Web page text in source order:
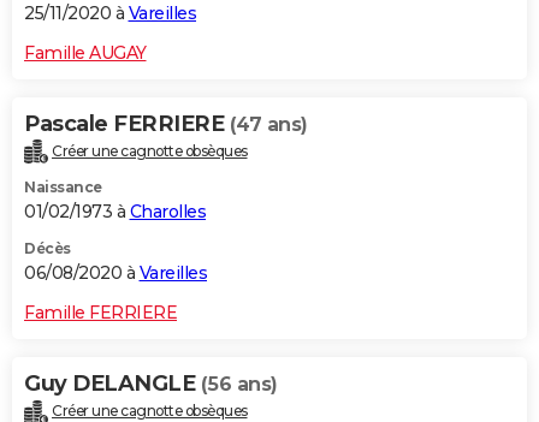
25/11/2020 à Vareilles
Famille AUGAY
Pascale FERRIERE (47 ans)
Créer une cagnotte obsèques
Naissance
01/02/1973 à Charolles
Décès
06/08/2020 à Vareilles
Famille FERRIERE
Guy DELANGLE (56 ans)
Créer une cagnotte obsèques